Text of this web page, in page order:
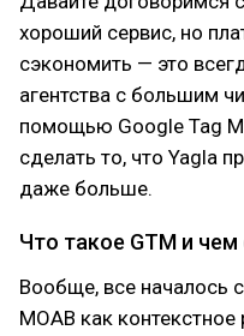
хороший сервис, но
сэкономить — это
агентства с большим
помощью Google Tag
сделать то, что Yagla
даже больше.
Что такое GTM и чем
Вообще, все началось
MOAB как